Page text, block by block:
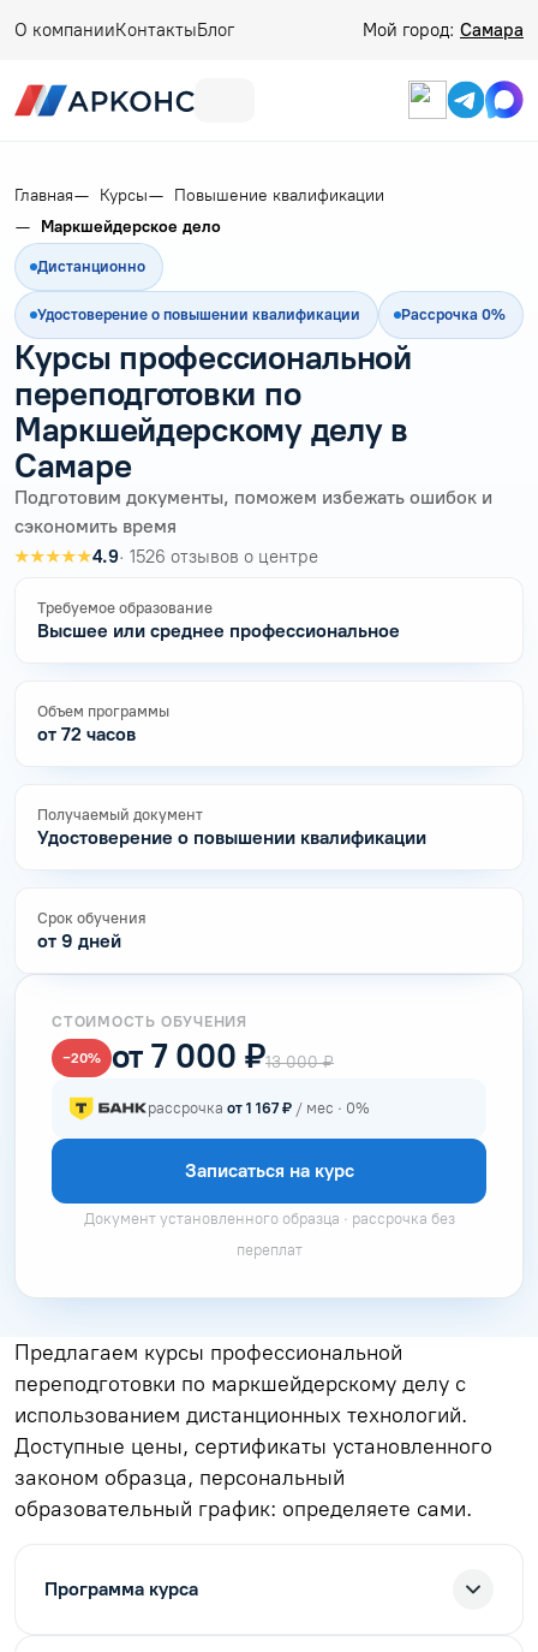
О компанииКонтактыБлог Мой город: Самара
Главная Курсы
Повышение квалификации
Маркшейдерское дело
Дистанционно
Удостоверение о повышении квалификации Рассрочка 0%
Курсы профессиональной
переподготовки по
Маркшейдерскому делу в
Самаре
Подготовим документы, поможем избежать ошибок и
сэкономить время
★★★★★4.9· 1526 отзывов о центре
Требуемое образование
Высшее или среднее профессиональное
Объем программы
от 72 часов
Получаемый документ
Удостоверение о повышении квалификации
Срок обучения
от 9 дней
СТОИМОСТЬ ОБУЧЕНИЯ
−20% от 7 000 ₽13 000 ₽
рассрочка от 1 167 ₽ / мес · 0%
Записаться на курс
Документ установленного образца · рассрочка без
переплат
Предлагаем курсы профессиональной
переподготовки по маркшейдерскому делу с
использованием дистанционных технологий.
Доступные цены, сертификаты установленного
законом образца, персональный
образовательный график: определяете сами.
Программа курса